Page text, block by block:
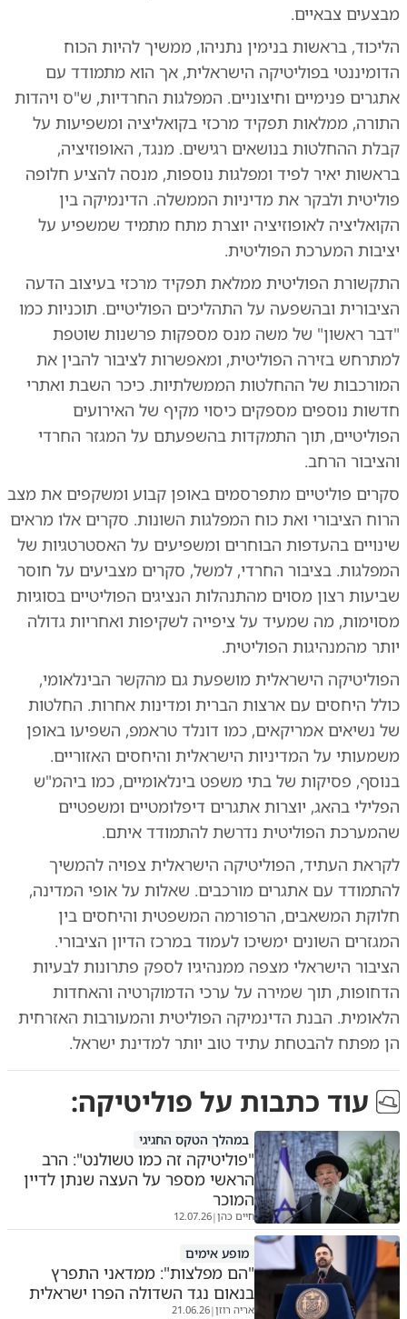
מבצעים צבאיים.
הליכוד, בראשות בנימין נתניהו, ממשיך להיות הכוח
הדומיננטי בפוליטיקה הישראלית, אך הוא מתמודד עם
אתגרים פנימיים וחיצוניים. המפלגות החרדיות, ש"ס ויהדות
התורה, ממלאות תפקיד מרכזי בקואליציה ומשפיעות על
קבלת ההחלטות בנושאים רגישים. מנגד, האופוזיציה,
בראשות יאיר לפיד ומפלגות נוספות, מנסה להציע חלופה
פוליטית ולבקר את מדיניות הממשלה. הדינמיקה בין
הקואליציה לאופוזיציה יוצרת מתח מתמיד שמשפיע על
יציבות המערכת הפוליטית.
התקשורת הפוליטית ממלאת תפקיד מרכזי בעיצוב הדעה
הציבורית ובהשפעה על התהליכים הפוליטיים. תוכניות כמו
"דבר ראשון" של משה מנס מספקות פרשנות שוטפת
למתרחש בזירה הפוליטית, ומאפשרות לציבור להבין את
המורכבות של ההחלטות הממשלתיות. כיכר השבת ואתרי
חדשות נוספים מספקים כיסוי מקיף של האירועים
הפוליטיים, תוך התמקדות בהשפעתם על המגזר החרדי
והציבור הרחב.
סקרים פוליטיים מתפרסמים באופן קבוע ומשקפים את מצב
הרוח הציבורי ואת כוח המפלגות השונות. סקרים אלו מראים
שינויים בהעדפות הבוחרים ומשפיעים על האסטרטגיות של
המפלגות. בציבור החרדי, למשל, סקרים מצביעים על חוסר
שביעות רצון מסוים מהתנהלות הנציגים הפוליטיים בסוגיות
מסוימות, מה שמעיד על ציפייה לשקיפות ואחריות גדולה
יותר מהמנהיגות הפוליטית.
הפוליטיקה הישראלית מושפעת גם מהקשר הבינלאומי,
כולל היחסים עם ארצות הברית ומדינות אחרות. החלטות
של נשיאים אמריקאים, כמו דונלד טראמפ, השפיעו באופן
משמעותי על המדיניות הישראלית והיחסים האזוריים.
בנוסף, פסיקות של בתי משפט בינלאומיים, כמו ביהמ"ש
הפלילי בהאג, יוצרות אתגרים דיפלומטיים ומשפטיים
שהמערכת הפוליטית נדרשת להתמודד איתם.
לקראת העתיד, הפוליטיקה הישראלית צפויה להמשיך
להתמודד עם אתגרים מורכבים. שאלות על אופי המדינה,
חלוקת המשאבים, הרפורמה המשפטית והיחסים בין
המגזרים השונים ימשיכו לעמוד במרכז הדיון הציבורי.
הציבור הישראלי מצפה ממנהיגיו לספק פתרונות לבעיות
הדחופות, תוך שמירה על ערכי הדמוקרטיה והאחדות
הלאומית. הבנת הדינמיקה הפוליטית והמעורבות האזרחית
הן מפתח להבטחת עתיד טוב יותר למדינת ישראל.
עוד כתבות על פוליטיקה:
במהלך הטקס החגיגי
"פוליטיקה זה כמו טשולנט": הרב
הראשי מספר על העצה שנתן לדיין
המוכר
חיים כהן|
12.07.26
מופע אימים
"הם מפלצות": ממדאני התפרץ
בנאום נגד השדולה הפרו ישראלית
אריה רוזן|
21.06.26